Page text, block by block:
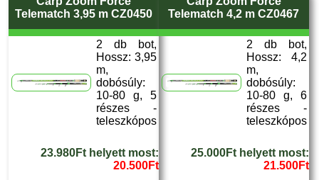
Telematch 3,95 m CZ0450
2 db bot,
Hossz: 3,95
m,
dobósúly:
10-80 g, 5
részes -
teleszkópos
23.980Ft helyett most:
20.500Ft
Telematch 4,2 m CZ0467
2 db bot,
Hossz: 4,2
m,
dobósúly:
10-80 g, 6
részes -
teleszkópos
25.000Ft helyett most:
21.500Ft